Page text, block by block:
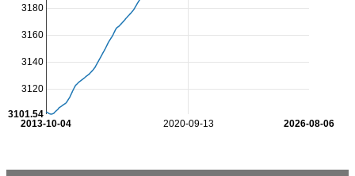
2020-09-13
2013-10-04 2026-08-06
3120
3140
3160
3180
3101.54